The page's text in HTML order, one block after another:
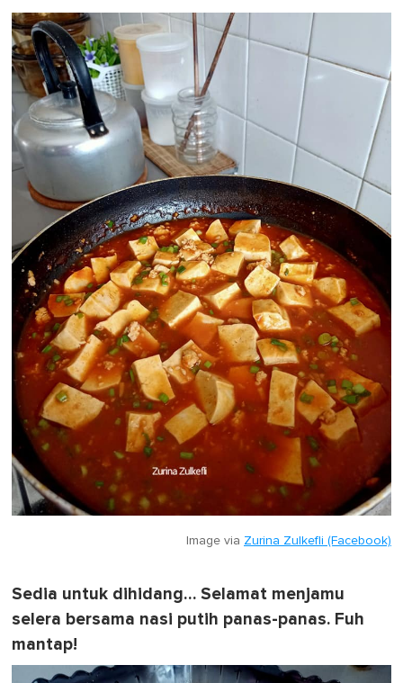
Image via Zurina Zulkefli (Facebook)
Sedia untuk dihidang… Selamat menjamu
selera bersama nasi putih panas-panas. Fuh
mantap!